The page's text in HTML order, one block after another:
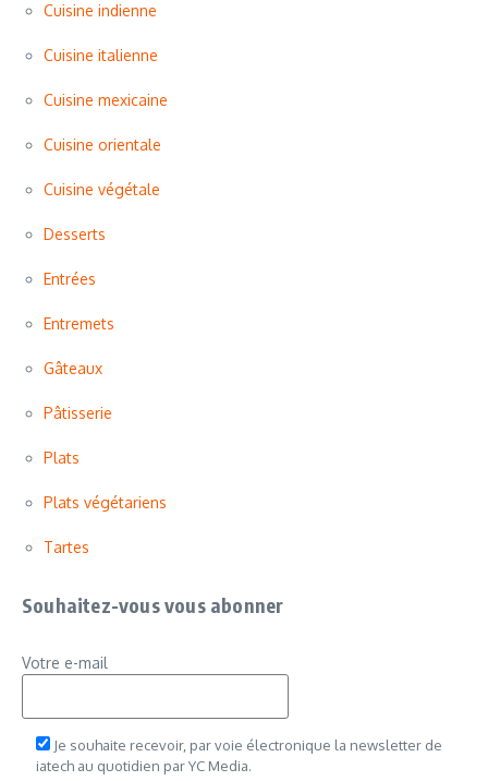
Cuisine indienne
Cuisine italienne
Cuisine mexicaine
Cuisine orientale
Cuisine végétale
Desserts
Entrées
Entremets
Gâteaux
Pâtisserie
Plats
Plats végétariens
Tartes
Souhaitez-vous vous abonner
Votre e-mail
Je souhaite recevoir, par voie électronique la newsletter de
iatech au quotidien par YC Media.